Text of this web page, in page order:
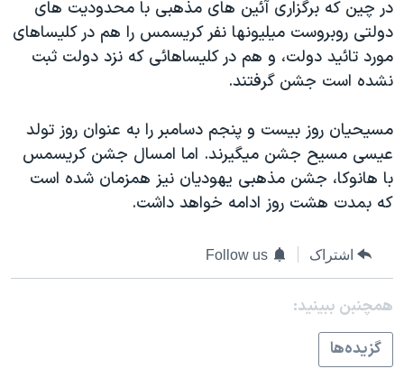
نرگس محمدی برنده جایزه نوبل صلح
همایش محافظه‌کاران آمریکا «سی‌پک»
سفر پرزیدنت ترامپ به چین
در چين که برگزاری آئين های مذهبی با محدوديت های
دولتی روبروست ميليونها نفر کريسمس را هم در کليساهای
مورد تائيد دولت، و هم در کليساهائی که نزد دولت ثبت
نشده است جشن گرفتند.
مسيحيان روز بيست و پنجم دسامبر را به عنوان روز تولد
عيسی مسيح جشن ميگيرند. اما امسال جشن کريسمس
با هانوکا، جشن مذهبی يهوديان نيز همزمان شده است
که بمدت هشت روز ادامه خواهد داشت.
اشتراک Follow us
همچنبن ببینید:
گزيده‌ها